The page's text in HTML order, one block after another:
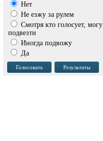
Нет
Не езжу за рулем
Смотря кто голосует, могу
подвезти
Иногда подвожу
Да